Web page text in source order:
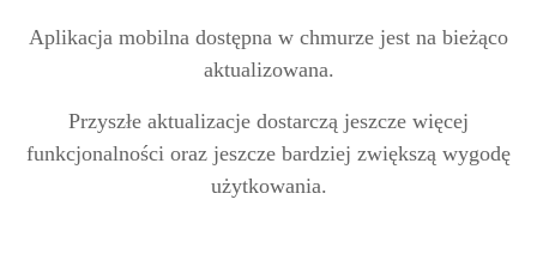
Aplikacja mobilna dostępna w chmurze jest na bieżąco
aktualizowana.
Przyszłe aktualizacje dostarczą jeszcze więcej
funkcjonalności oraz jeszcze bardziej zwiększą wygodę
użytkowania.